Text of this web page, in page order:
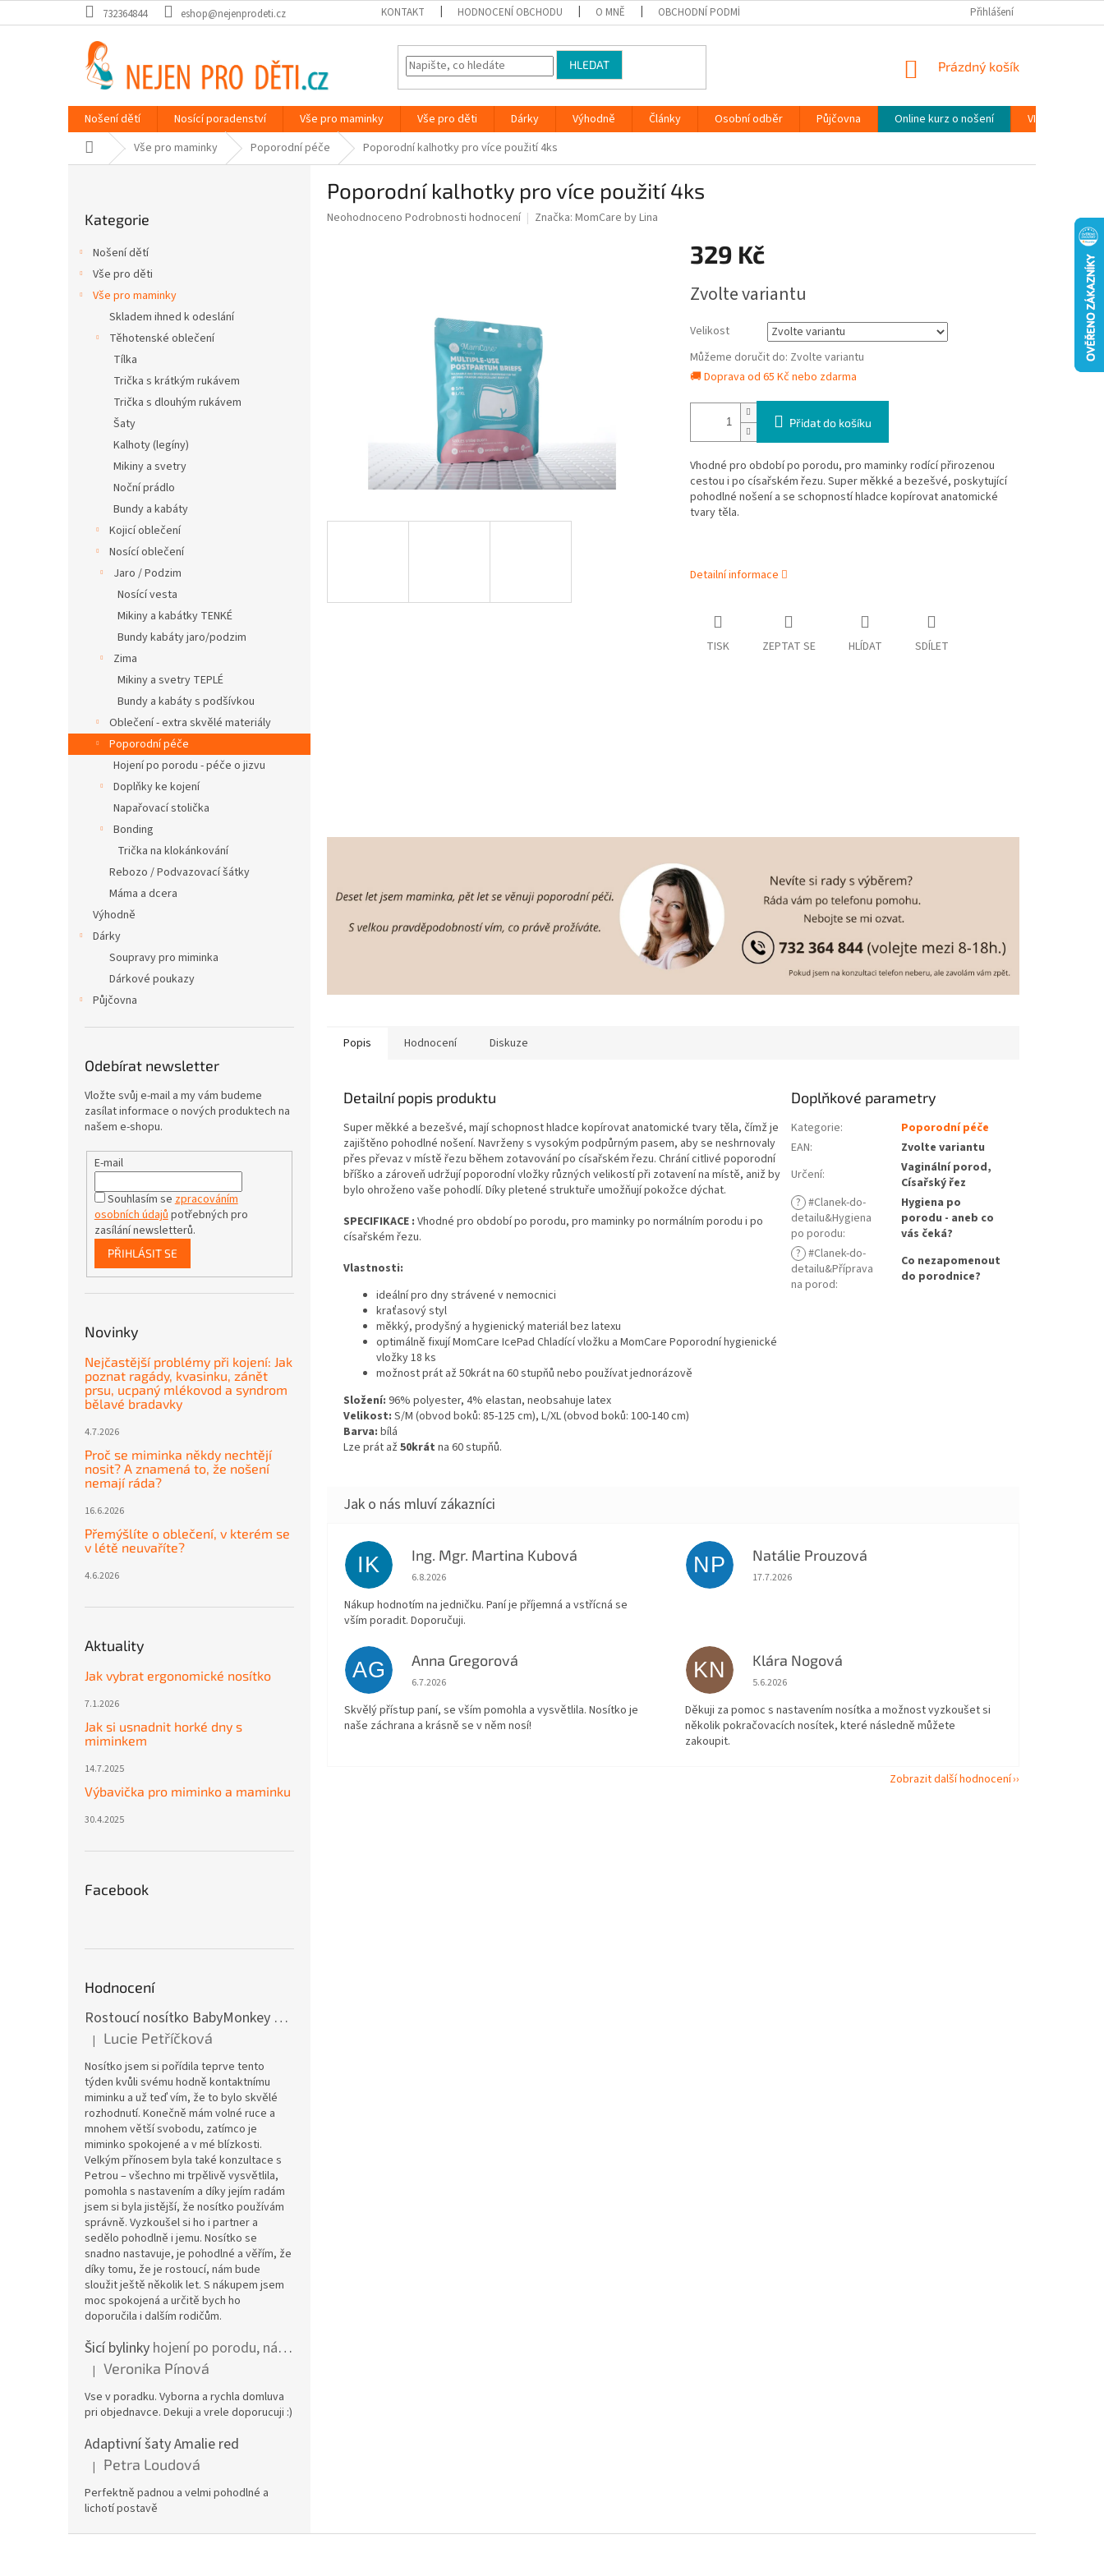
na
732364844 eshop@nejenprodeti.cz KONTAKT HODNOCENÍ OBCHODU O MNĚ OBCHODNÍ PODMÍNKY PODMÍNKY OCHRANY OSOBNÍCH ÚDAJŮ (GDPR)
Přihlášení
HLEDAT
NÁKUPNÍ
Prázdný košík
Nošení dětí Nosící poradenství Vše pro maminky Vše pro děti Dárky Výhodně Články Osobní odběr Půjčovna Online kurz o nošení
VIDEONÁVODY
Domů Vše pro maminky Poporodní péče Poporodní kalhotky pro více použití 4ks
kategorie
Kategorie
Nošení dětí
Vše pro děti
Vše pro maminky
Skladem ihned k odeslání
Těhotenské oblečení
Tílka
Trička s krátkým rukávem
Trička s dlouhým rukávem
Šaty
Kalhoty (legíny)
Mikiny a svetry
Noční prádlo
Bundy a kabáty
Kojicí oblečení
Nosící oblečení
Jaro / Podzim
Nosící vesta
Mikiny a kabátky TENKÉ
Bundy kabáty jaro/podzim
Zima
Mikiny a svetry TEPLÉ
Bundy a kabáty s podšívkou
Oblečení - extra skvělé materiály
Poporodní péče
Hojení po porodu - péče o jizvu
Doplňky ke kojení
Napařovací stolička
Bonding
Trička na klokánkování
Rebozo / Podvazovací šátky
Máma a dcera
Výhodně
Dárky
Soupravy pro miminka
Dárkové poukazy
Půjčovna
Odebírat newsletter
Vložte svůj e-mail a my vám budeme
zasílat informace o nových produktech na
našem e-shopu.
E-mail
Souhlasím se zpracováním
osobních údajů potřebných pro
zasílání newsletterů.
PŘIHLÁSIT SE
Novinky
Nejčastější problémy při kojení: Jak
poznat ragády, kvasinku, zánět
prsu, ucpaný mlékovod a syndrom
bělavé bradavky
4.7.2026
Proč se miminka někdy nechtějí
nosit? A znamená to, že nošení
nemají ráda?
16.6.2026
Přemýšlíte o oblečení, v kterém se
v létě neuvaříte?
4.6.2026
Aktuality
Jak vybrat ergonomické nosítko
7.1.2026
Jak si usnadnit horké dny s
miminkem
14.7.2025
Výbavička pro miminko a maminku
30.4.2025
Facebook
Hodnocení
Rostoucí nosítko BabyMonkey Original Essential - khaki zelené
Hodnocení produktu je 5 z 5 hvězdiček.
| Lucie Petříčková
Nosítko jsem si pořídila teprve tento
týden kvůli svému hodně kontaktnímu
miminku a už teď vím, že to bylo skvělé
rozhodnutí. Konečně mám volné ruce a
mnohem větší svobodu, zatímco je
miminko spokojené a v mé blízkosti.
Velkým přínosem byla také konzultace s
Petrou – všechno mi trpělivě vysvětlila,
pomohla s nastavením a díky jejím radám
jsem si byla jistější, že nosítko používám
správně. Vyzkoušel si ho i partner a
sedělo pohodlně i jemu. Nosítko se
snadno nastavuje, je pohodlné a věřím, že
díky tomu, že je rostoucí, nám bude
sloužit ještě několik let. S nákupem jsem
moc spokojená a určitě bych ho
doporučila i dalším rodičům.
Šicí bylinky hojení po porodu, nástřih a jizvy
Hodnocení produktu je 5 z 5 hvězdiček.
| Veronika Pínová
Vse v poradku. Vyborna a rychla domluva
pri objednavce. Dekuji a vrele doporucuji :)
Adaptivní šaty Amalie red
Hodnocení produktu je 5 z 5 hvězdiček.
| Petra Loudová
Perfektně padnou a velmi pohodlné a
lichotí postavě
Poporodní kalhotky pro více použití 4ks
Průměrné
Neohodnoceno Podrobnosti hodnocení Značka: MomCare by Lina
329 Kč
cena:
Zvolte variantu
Velikost
Můžeme doručit do: Zvolte variantu
🚚 Doprava od 65 Kč nebo zdarma
Přidat do košíku
Vhodné pro období po porodu, pro maminky rodící přirozenou
cestou i po císařském řezu. Super měkké a bezešvé, poskytující
pohodlné nošení a se schopností hladce kopírovat anatomické
tvary těla.
Detailní informace
TISK ZEPTAT SE HLÍDAT SDÍLET
Popis Hodnocení Diskuze
Detailní popis produktu
Super měkké a bezešvé, mají schopnost hladce kopírovat anatomické tvary těla, čímž je
zajištěno pohodlné nošení. Navrženy s vysokým podpůrným pasem, aby se neshrnovaly
přes převaz v místě řezu během zotavování po císařském řezu. Chrání citlivé poporodní
bříško a zároveň udržují poporodní vložky různých velikostí při zotavení na místě, aniž by
bylo ohroženo vaše pohodlí. Díky pletené struktuře umožňují pokožce dýchat.
SPECIFIKACE : Vhodné pro období po porodu, pro maminky po normálním porodu i po
císařském řezu.
Vlastnosti:
ideální pro dny strávené v nemocnici
kraťasový styl
měkký, prodyšný a hygienický materiál bez latexu
optimálně fixují MomCare IcePad Chladící vložku a MomCare Poporodní hygienické
vložky 18 ks
možnost prát až 50krát na 60 stupňů nebo používat jednorázově
Složení: 96% polyester, 4% elastan, neobsahuje latex
Velikost: S/M (obvod boků: 85-125 cm), L/XL (obvod boků: 100-140 cm)
Barva: bílá
Lze prát až 50krát na 60 stupňů.
Doplňkové parametry
Kategorie:
Poporodní péče
EAN:
Zvolte variantu
Určení:
Vaginální porod,
Císařský řez
? #Clanek-do-
detailu&Hygiena
po porodu:
Hygiena po
porodu - aneb co
vás čeká?
? #Clanek-do-
detailu&Příprava
na porod:
Co nezapomenout
do porodnice?
IK Ing. Mgr. Martina Kubová
Hodnocení obchodu je 5 z 5 hvězdiček.
6.8.2026
Nákup hodnotím na jedničku. Paní je příjemná a vstřícná se
vším poradit. Doporučuji.
NP Natálie Prouzová
Hodnocení obchodu je 5 z 5 hvězdiček.
17.7.2026
AG Anna Gregorová
Hodnocení obchodu je 5 z 5 hvězdiček.
6.7.2026
Skvělý přístup paní, se vším pomohla a vysvětlila. Nosítko je
naše záchrana a krásně se v něm nosí!
KN Klára Nogová
Hodnocení obchodu je 5 z 5 hvězdiček.
5.6.2026
Děkuji za pomoc s nastavením nosítka a možnost vyzkoušet si
několik pokračovacích nosítek, které následně můžete
zakoupit.
Zobrazit další hodnocení